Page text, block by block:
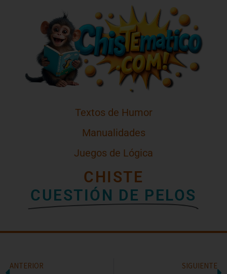
Textos de Humor
Manualidades
Juegos de Lógica
CHISTE
CUESTIÓN DE PELOS
ANTERIOR SIGUIENTE